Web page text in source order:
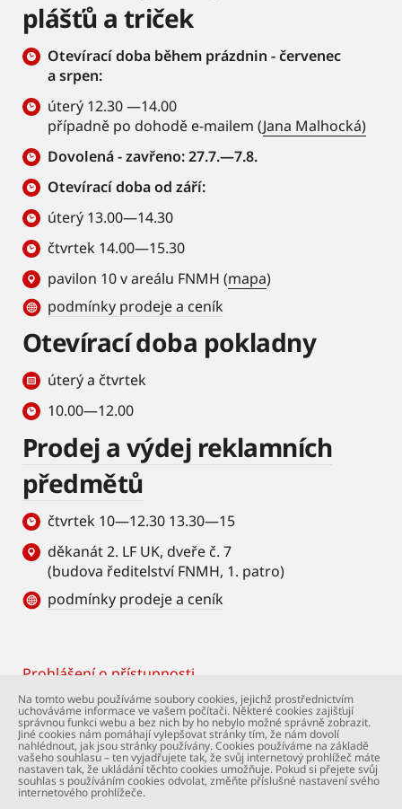
plášťů a triček
Otevírací doba během prázdnin - červenec
a srpen:
úterý 12.30 —14.00
případně po dohodě e-mailem (Jana Malhocká)
Dovolená - zavřeno: 27.7.—7.8.
Otevírací doba od září:
úterý 13.00—14.30
čtvrtek 14.00—15.30
pavilon 10 v areálu FNMH (mapa)
podmínky prodeje a ceník
Otevírací doba pokladny
úterý a čtvrtek
10.00—12.00
Prodej a výdej reklamních
předmětů
čtvrtek 10—12.30 13.30—15
děkanát 2. LF UK, dveře č. 7
(budova ředitelství FNMH, 1. patro)
podmínky prodeje a ceník
Footer
Prohlášení o přístupnosti
© Univerzita Karlova – 2. lékařská fakulta. Všechna
práva vyhrazena. Foto: 2. LF a Shutterstock.com.
Podpora webu:webmaster@lfmotol.cuni.cz
Na tomto webu používáme soubory cookies, jejichž prostřednictvím
uchováváme informace ve vašem počítači. Některé cookies zajišťují
správnou funkci webu a bez nich by ho nebylo možné správně zobrazit.
Jiné cookies nám pomáhají vylepšovat stránky tím, že nám dovolí
nahlédnout, jak jsou stránky používány. Cookies používáme na základě
vašeho souhlasu – ten vyjadřujete tak, že svůj internetový prohlížeč máte
nastaven tak, že ukládání těchto cookies umožňuje. Pokud si přejete svůj
souhlas s používáním cookies odvolat, změňte příslušné nastavení svého
internetového prohlížeče.